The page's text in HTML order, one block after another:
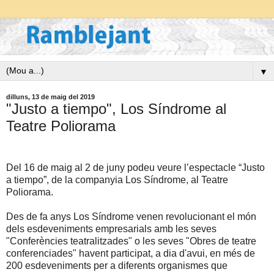
▼
dilluns, 13 de maig del 2019
"Justo a tiempo", Los Síndrome al
Teatre Poliorama
Del 16 de maig al 2 de juny podeu veure l’espectacle “Justo
a tiempo”, de la companyia Los Síndrome, al Teatre
Poliorama.
Des de fa anys Los Síndrome venen revolucionant el món
dels esdeveniments empresarials amb les seves
"Conferències teatralitzades" o les seves "Obres de teatre
conferenciades" havent participat, a dia d'avui, en més de
200 esdeveniments per a diferents organismes que